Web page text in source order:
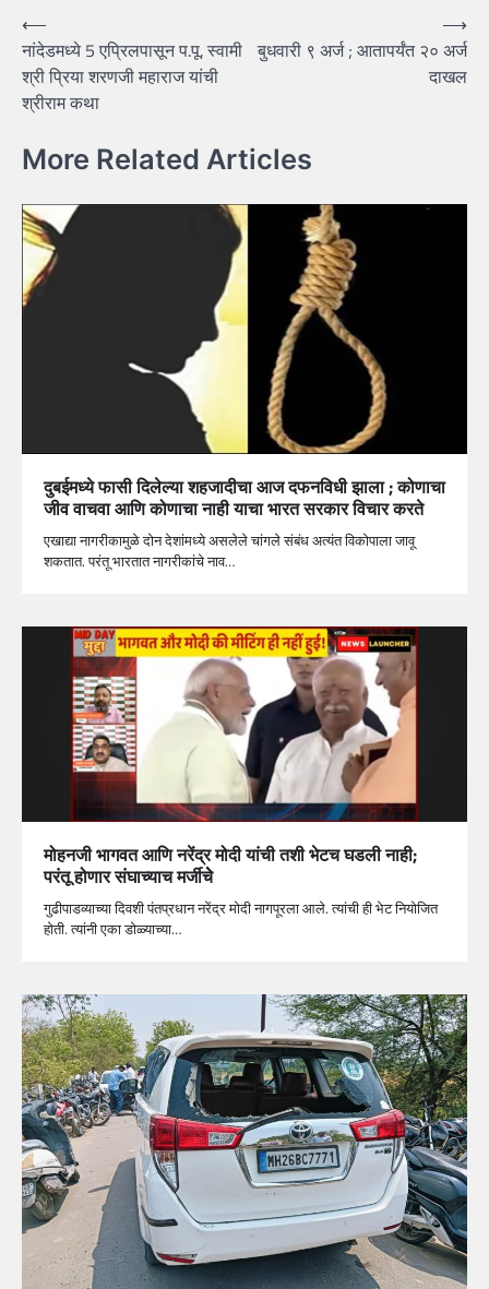
Post
navigation
⟵
नांदेडमध्ये 5 एप्रिलपासून प.पू. स्वामी
श्री प्रिया शरणजी महाराज यांची
श्रीराम कथा
बुधवारी ९ अर्ज ; आतापर्यंत २० अर्ज
दाखल
⟶
More Related Articles
दुबईमध्ये फासी दिलेल्या शहजादीचा आज दफनविधी झाला ; कोणाचा
जीव वाचवा आणि कोणाचा नाही याचा भारत सरकार विचार करते
एखाद्या नागरीकामुळे दोन देशांमध्ये असलेले चांगले संबंध अत्यंत विकोपाला जावू
शकतात. परंतू भारतात नागरीकांचे नाव…
मोहनजी भागवत आणि नरेंद्र मोदी यांची तशी भेटच घडली नाही;
परंतू होणार संघाच्याच मर्जीचेे
गुढीपाडव्याच्या दिवशी पंतप्रधान नरेंद्र मोदी नागपूरला आले. त्यांची ही भेट नियोजित
होती. त्यांनी एका डोळ्याच्या…